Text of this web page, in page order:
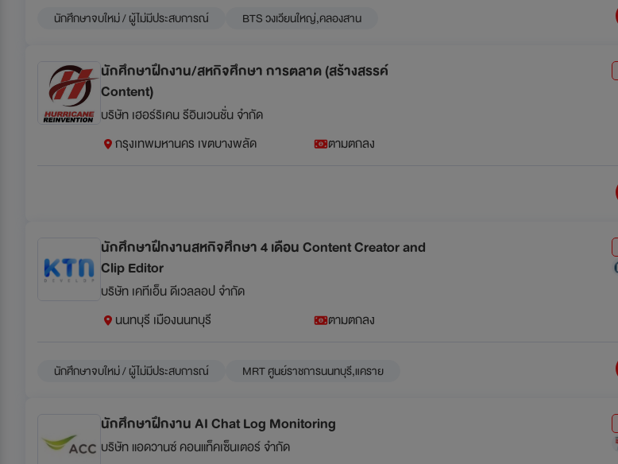
นักศึกษาจบใหม่ / ผู้ไม่มีประสบการณ์ BTS วงเวียนใหญ่,คลองสาน
นักศึกษาฝึกงาน/สหกิจศึกษา การตลาด (สร้างสรรค์
Content)
บริษัท เฮอร์ริเคน รีอินเวนชั่น จำกัด
กรุงเทพมหานคร เขตบางพลัด ตามตกลง
นักศึกษาฝึกงานสหกิจศึกษา 4 เดือน Content Creator and
Clip Editor
บริษัท เคทีเอ็น ดีเวลลอป จำกัด
นนทบุรี เมืองนนทบุรี ตามตกลง
นักศึกษาจบใหม่ / ผู้ไม่มีประสบการณ์ MRT ศูนย์ราชการนนทบุรี,แคราย
นักศึกษาฝึกงาน AI Chat Log Monitoring
บริษัท แอดวานซ์ คอนแท็คเซ็นเตอร์ จำกัด